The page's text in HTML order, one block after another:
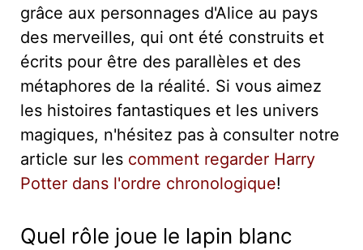
grâce aux personnages d'Alice au pays
des merveilles, qui ont été construits et
écrits pour être des parallèles et des
métaphores de la réalité. Si vous aimez
les histoires fantastiques et les univers
magiques, n'hésitez pas à consulter notre
article sur les comment regarder Harry
Potter dans l'ordre chronologique!
Quel rôle joue le lapin blanc